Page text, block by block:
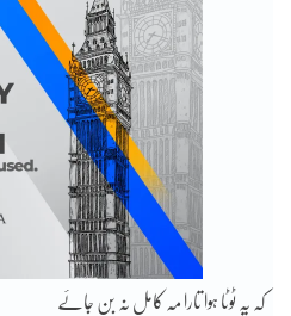
کہ یہ ٹوٹا ہوا تارا مہ کامل نہ بن جائے